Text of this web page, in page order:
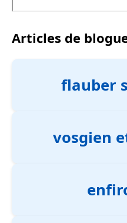
Articles de
flauber
vosgien